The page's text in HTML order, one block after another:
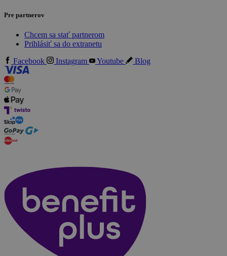
Pre partnerov
Chcem sa stať partnerom
Prihlásiť sa do extranetu
Facebook
Instagram Youtube Blog